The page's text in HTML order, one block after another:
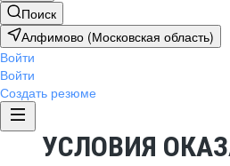
Поиск
Алфимово (Московская область)
Войти
Войти
Создать резюме
УСЛОВИЯ